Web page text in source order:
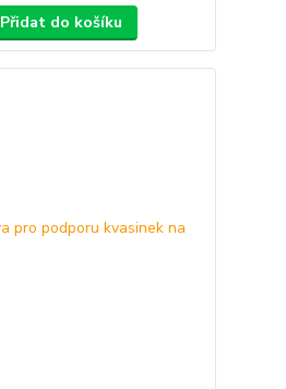
Přidat do košíku